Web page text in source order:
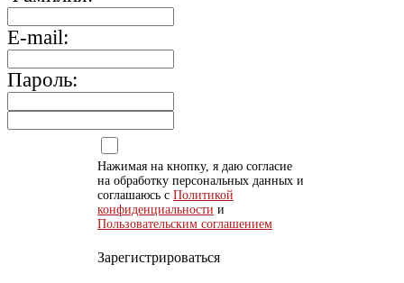
E-mail:
Пароль:
Нажимая на кнопку, я даю согласие
на обработку персональных данных и
соглашаюсь с Политикой
конфиденциальности и
Пользовательским соглашением
Зарегистрироваться